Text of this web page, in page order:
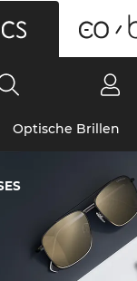
Optische Brillen